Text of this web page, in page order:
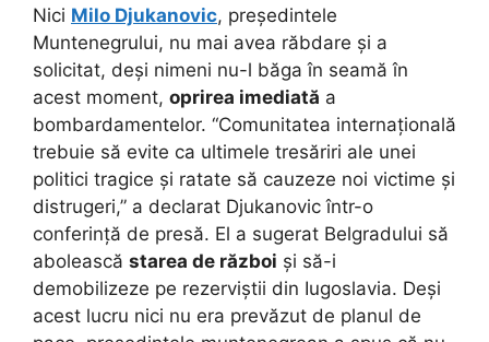
Nici Milo Djukanovic, președintele
Muntenegrului, nu mai avea răbdare și a
solicitat, deși nimeni nu-l băga în seamă în
acest moment, oprirea imediată a
bombardamentelor. “Comunitatea internațională
trebuie să evite ca ultimele tresăriri ale unei
politici tragice și ratate să cauzeze noi victime și
distrugeri,” a declarat Djukanovic într-o
conferință de presă. El a sugerat Belgradului să
abolească starea de război și să-i
demobilizeze pe rezerviștii din Iugoslavia. Deși
acest lucru nici nu era prevăzut de planul de